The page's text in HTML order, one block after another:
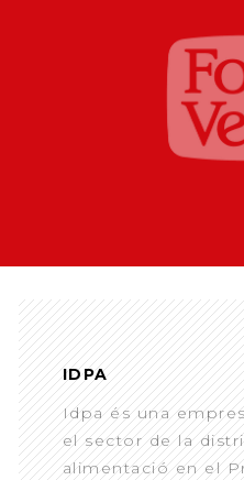
IDPA
Idpa és una
el sector de la
alimentació en el